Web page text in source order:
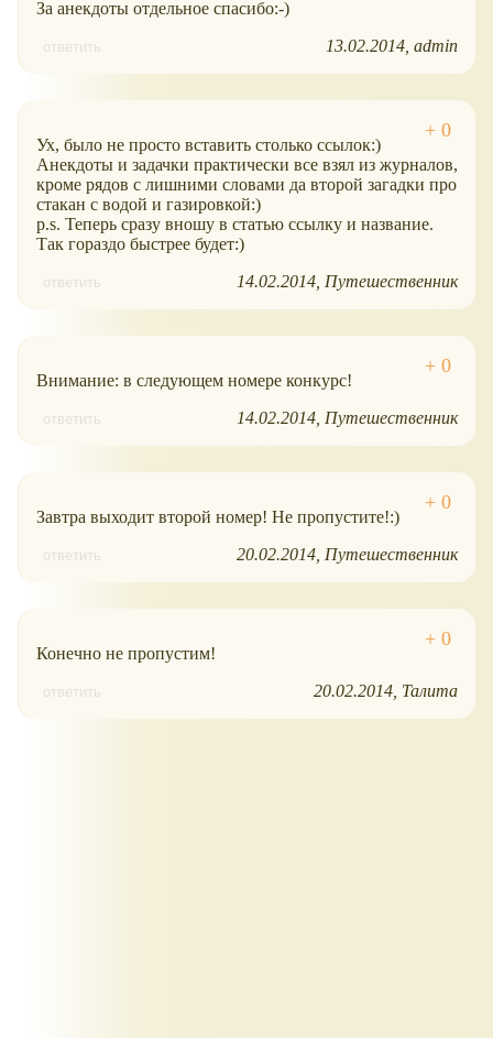
За анекдоты отдельное спасибо:-)
ответить 13.02.2014 admin
Ух, было не просто вставить столько ссылок:)
Анекдоты и задачки практически все взял из журналов,
кроме рядов с лишними словами да второй загадки про
стакан с водой и газировкой:)
p.s. Теперь сразу вношу в статью ссылку и название.
Так гораздо быстрее будет:)
ответить 14.02.2014 Путешественник
Внимание: в следующем номере конкурс!
ответить 14.02.2014 Путешественник
Завтра выходит второй номер! Не пропустите!:)
ответить 20.02.2014 Путешественник
Конечно не пропустим!
ответить 20.02.2014 Талита